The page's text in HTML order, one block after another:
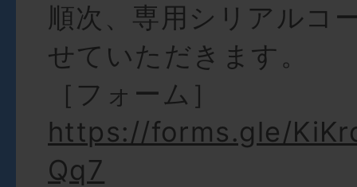
順次、専用シリアルコ
せていただきます。
［フォーム］
https://forms.gle/
Qq7